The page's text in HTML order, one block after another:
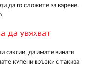
да го сложите за варене.
да увяхват
саксии, да имате винаги
купени връзки с такива